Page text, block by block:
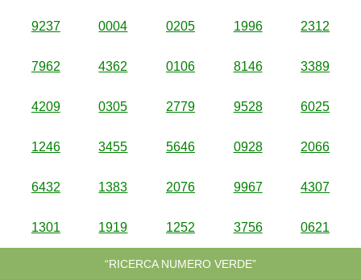
9237 0004 0205 1996 2312
7962 4362 0106 8146 3389
4209 0305 2779 9528 6025
1246 3455 5646 0928 2066
6432 1383 2076 9967 4307
1301 1919 1252 3756 0621
“RICERCA NUMERO VERDE”